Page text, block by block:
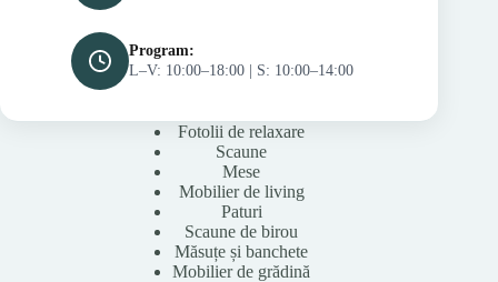
Program:
L–V: 10:00–18:00 | S: 10:00–14:00
Fotolii de relaxare
Scaune
Mese
Mobilier de living
Paturi
Scaune de birou
Măsuțe și banchete
Mobilier de grădină